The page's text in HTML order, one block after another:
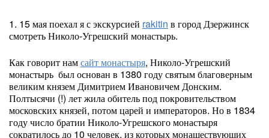
1. 15 мая поехал я с экскурсией rakitin в город Дзержинск
смотреть Николо-Угрешский монастырь.
Как говорит намсайт монастыря, Николо-Угрешский
монастырь был основан в 1380 году святым благоверным
великим князем Димитрием Ивановичем Донским.
Полтысячи (!) лет жила обитель под покровительством
московских князей, потом царей и императоров. Но в 1834
году число братии Николо-Угрешского монастыря
сократилось до 10 человек, из которых монашествующих